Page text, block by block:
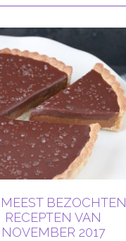
BEZOCHTEN
RECEPTEN VAN
NOVEMBER 2017